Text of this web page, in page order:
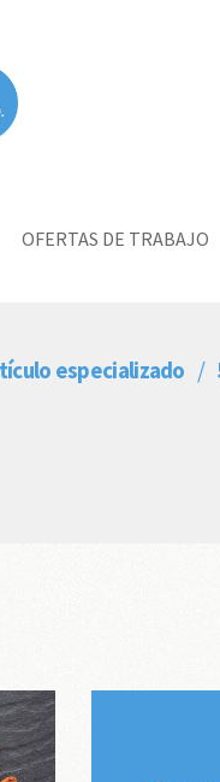
OFERTAS DE TRABAJO
especializado